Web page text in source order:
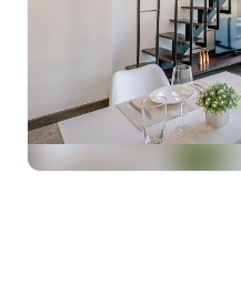
ดูตัวอย่าง